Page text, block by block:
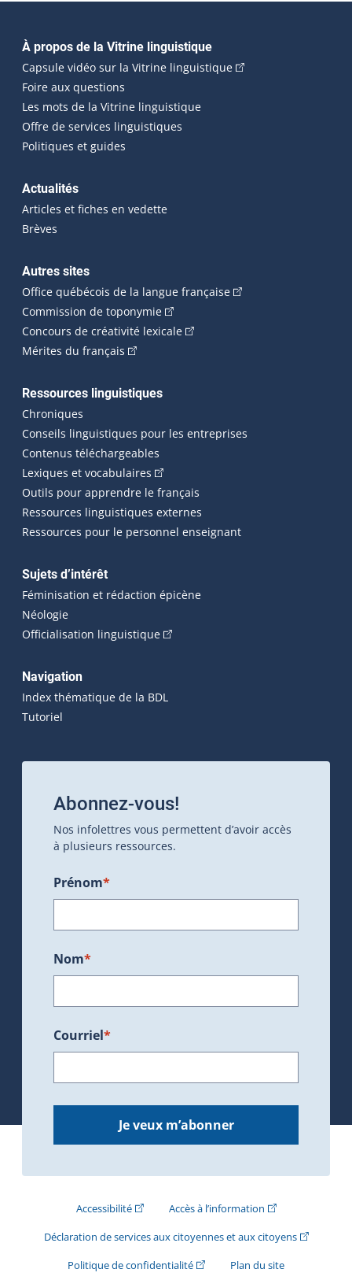
Navigation principale
À propos de la Vitrine linguistique
Capsule vidéo sur la Vitrine linguistique(Cet hyperlien
Foire aux questions
Les mots de la Vitrine linguistique
Offre de services linguistiques
Politiques et guides
Actualités
Articles et fiches en vedette
Brèves
Autres sites
Office québécois de la langue française(Cet hyperlien
Commission de toponymie(Cet hyperlien externe s'ouvrira
Concours de créativité lexicale(Cet hyperlien externe
Mérites du français (Cet hyperlien externe s'ouvrira dans une
Ressources linguistiques
Chroniques
Conseils linguistiques pour les entreprises
Contenus téléchargeables
Lexiques et vocabulaires (Cet hyperlien externe s'ouvrira
Outils pour apprendre le français
Ressources linguistiques externes
Ressources pour le personnel enseignant
Sujets d’intérêt
Féminisation et rédaction épicène
Néologie
Officialisation linguistique(Cet hyperlien externe s'ouvrira
Navigation
Index thématique de la BDL
Tutoriel
Abonnez-vous!
Nos infolettres vous permettent d’avoir accès
à plusieurs ressources.
Prénom*
Nom*
Courriel*
Je veux m’abonner
Accessibilité(Cet hyperlien externe s'ouvrira dans une
Accès à l’information(Cet hyperlien
Déclaration de services aux citoyennes et aux citoyens(Cet
Politique de confidentialité(Cet hyperlien externe s'ouvrira
Plan du site